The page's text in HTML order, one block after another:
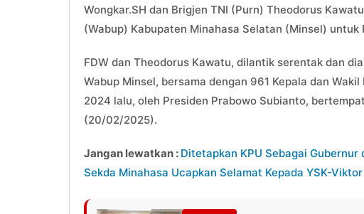
Wongkar.SH dan Brigjen TNI (Purn) Theodorus
(Wabup) Kabupaten Minahasa Selatan (Minsel)
FDW dan Theodorus Kawatu, dilantik serentak dan
Wabup Minsel, bersama dengan 961 Kepala dan
2024 lalu, oleh Presiden Prabowo Subianto,
(20/02/2025).
Jangan lewatkan : Ditetapkan KPU Sebagai
Sekda Minahasa Ucapkan Selamat Kepada YSK-Viktor